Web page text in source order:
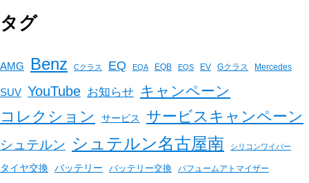
タグ
AMG Benz Cクラス EQ EQA EQB EQS EV Gクラス Mercedes
SUV YouTube お知らせ キャンペーン
コレクション サービス サービスキャンペーン
シュテルン シュテルン名古屋南 シリコンワイパー
タイヤ交換 バッテリー バッテリー交換 パフュームアトマイザー